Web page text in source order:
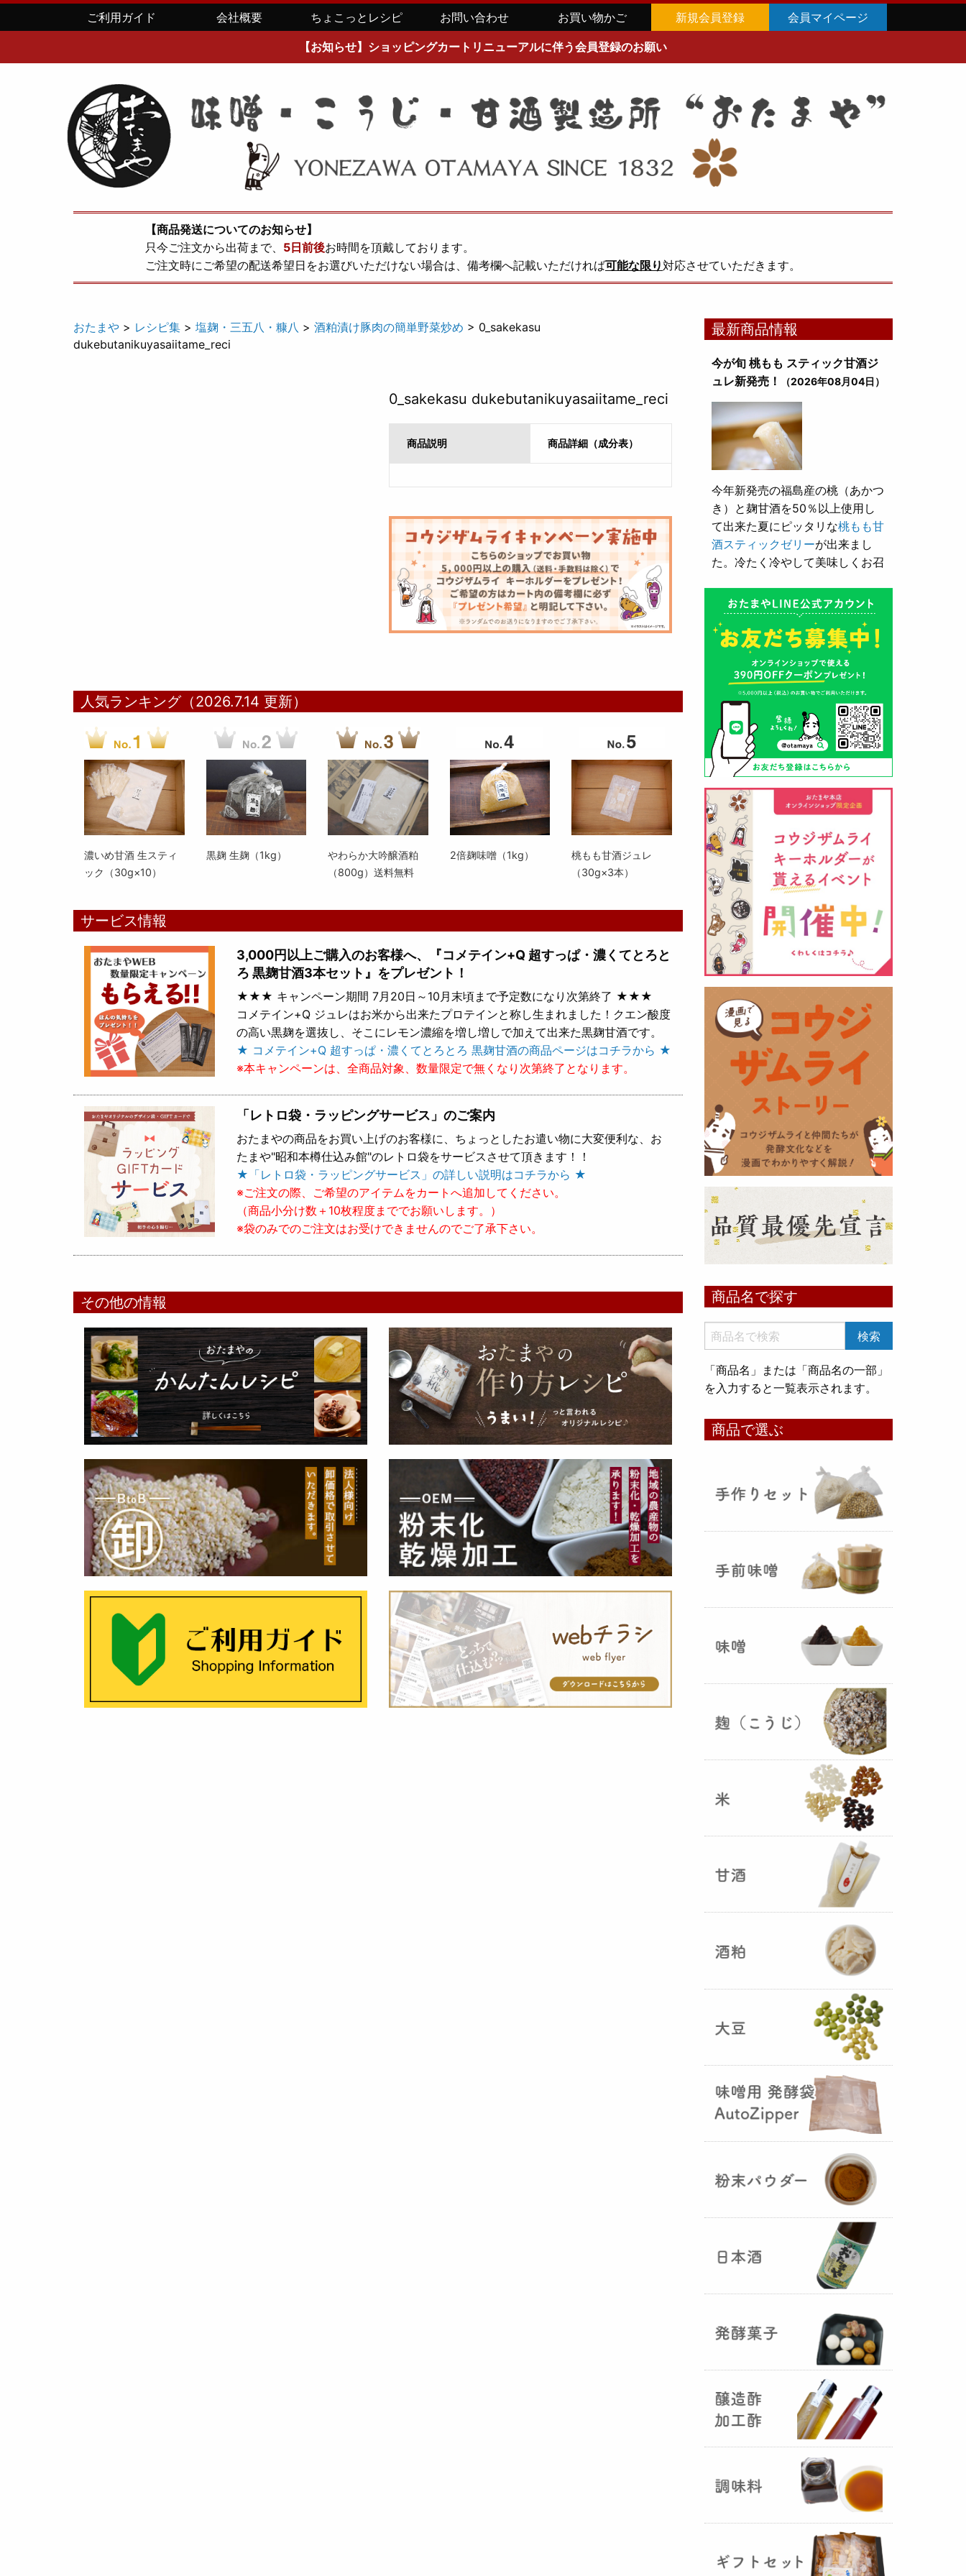
ご利用ガイド 会社概要 ちょこっとレシピ お問い合わせ お買い物かご 新規会員登録 会員マイページ
【お知らせ】ショッピングカートリニューアルに伴う会員登録のお願い
【商品発送についてのお知らせ】
只今ご注文から出荷まで、 5日前後お時間を頂戴しております。
ご注文時にご希望の配送希望日をお選びいただけない場合は、備考欄へ記載いただければ可能な限り対応させていただきます。
おたまや > レシピ集 > 塩麹・三五八・糠八 > 酒粕漬け豚肉の簡単野菜炒め > 0_sakekasu
dukebutanikuyasaiitame_reci
0_sakekasu dukebutanikuyasaiitame_reci
商品説明 商品詳細（成分表）
人気ランキング（2026.7.14 更新）
濃いめ甘酒 生スティ
ック（30g×10）
黒麹 生麹（1kg）
やわらか大吟醸酒粕
（800g）送料無料
2倍麹味噌（1kg）
桃もも甘酒ジュレ
（30g×3本）
サービス情報
3,000円以上ご購入のお客様へ、『コメテイン+Q 超すっぱ・濃くてとろと
ろ 黒麹甘酒3本セット』をプレゼント！
★★★ キャンペーン期間 7月20日～10月末頃まで予定数になり次第終了 ★★★
コメテイン+Q ジュレはお米から出来たプロテインと称し生まれました！クエン酸度
の高い黒麹を選抜し、そこにレモン濃縮を増し増しで加えて出来た黒麹甘酒です。
★ コメテイン+Q 超すっぱ・濃くてとろとろ 黒麹甘酒の商品ページはコチラから ★
※本キャンペーンは、全商品対象、数量限定で無くなり次第終了となります。
「レトロ袋・ラッピングサービス」のご案内
おたまやの商品をお買い上げのお客様に、ちょっとしたお遣い物に大変便利な、お
たまや"昭和本樽仕込み館"のレトロ袋をサービスさせて頂きます！！
★「レトロ袋・ラッピングサービス」の詳しい説明はコチラから ★
※ご注文の際、ご希望のアイテムをカートへ追加してください。
（商品小分け数＋10枚程度まででお願いします。）
※袋のみでのご注文はお受けできませんのでご了承下さい。
その他の情報
最新商品情報
今が旬 桃もも スティック甘酒ジ
ュレ新発売！
（2026年08月04日）
今年新発売の福島産の桃（あかつ
き）と麹甘酒を50％以上使用し
て出来た夏にピッタリな桃もも甘
酒スティックゼリーが出来まし
た。冷たく冷やして美味しくお召
とろり漬け込み用酒粕が新発売！
（2026年05月10日）
山形酒蔵の今期新粕を低温でじっ
くりと熟成させて、とろり漬け込
まみをしっかりと引き出して出来
ました。野菜、お魚、お肉等の漬
け込みにどうぞ・・・
クロ黒麹甘酒 スティック新発売
（2026年03月08日）
黒麹の天然クエン酸で運動の為に
最大の機能を発揮出来るよう開発
しました。少しゆるく仕上がりま
したので初回ロット8,000本程度
を訳あり価格で提供します。品質
や栄養価には問題ありませんので
お早めにどうぞ・・・
甘酒 生スティック新発売！
（2025年11月11日）
いめ甘酒 30g』と『オートミー
プをリリース致しました。何処へ
でも持ち運びが出来て、非常に便
利です！
た！（2025年08月12日）
お米5kg貯蔵用アルミ袋が完
成しました！完全オリジナルで特
別な仕様でお米の美味しさをその
ままキープ！酸化防止と長期保存
を可能にしました！
山形さくらんぼ甘酒ゼリー発売
山形のさくらんぼをペーストにし
て、当店の生甘酒と合わせフレッ
シュな酸味の効いたさくらんぼ甘
が出来まし
た。
おたまやジャン 辛味噌発売！
5つの素材だけで出来た辛味
おたまやジャ
』が登場しました！そのままで
も、薬味や調味料を足しても利用
できます。
（2025年02月
国産（熊本産）の大麦に白麹菌を
つけて丁寧に培養して『大麦白
』が完成しました！大麦麹から
の旨みと、白麹から生成される天
然のクエン酸（酸味）が良き製品
を創出してくれることです。塩麹
作りや米麹や大麦麹とブレンドし
ての味噌作りなど、次の食のステ
ージに・・・
R6年 クロ黒麹が出来ました
♪（2025年01月15日）
商品名で探す
「商品名」または「商品名の一部」
を入力すると一覧表示されます。
商品で選ぶ